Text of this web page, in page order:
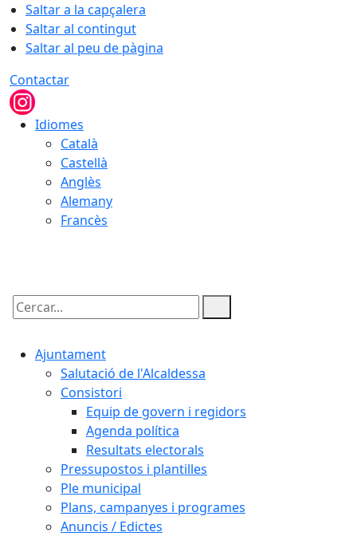
Saltar a la capçalera
Saltar al contingut
Saltar al peu de pàgina
Contactar
Idiomes
Català
Castellà
Anglès
Alemany
Francès
Cercar:
Ajuntament
Salutació de l'Alcaldessa
Consistori
Equip de govern i regidors
Agenda política
Resultats electorals
Pressupostos i plantilles
Ple municipal
Plans, campanyes i programes
Anuncis / Edictes